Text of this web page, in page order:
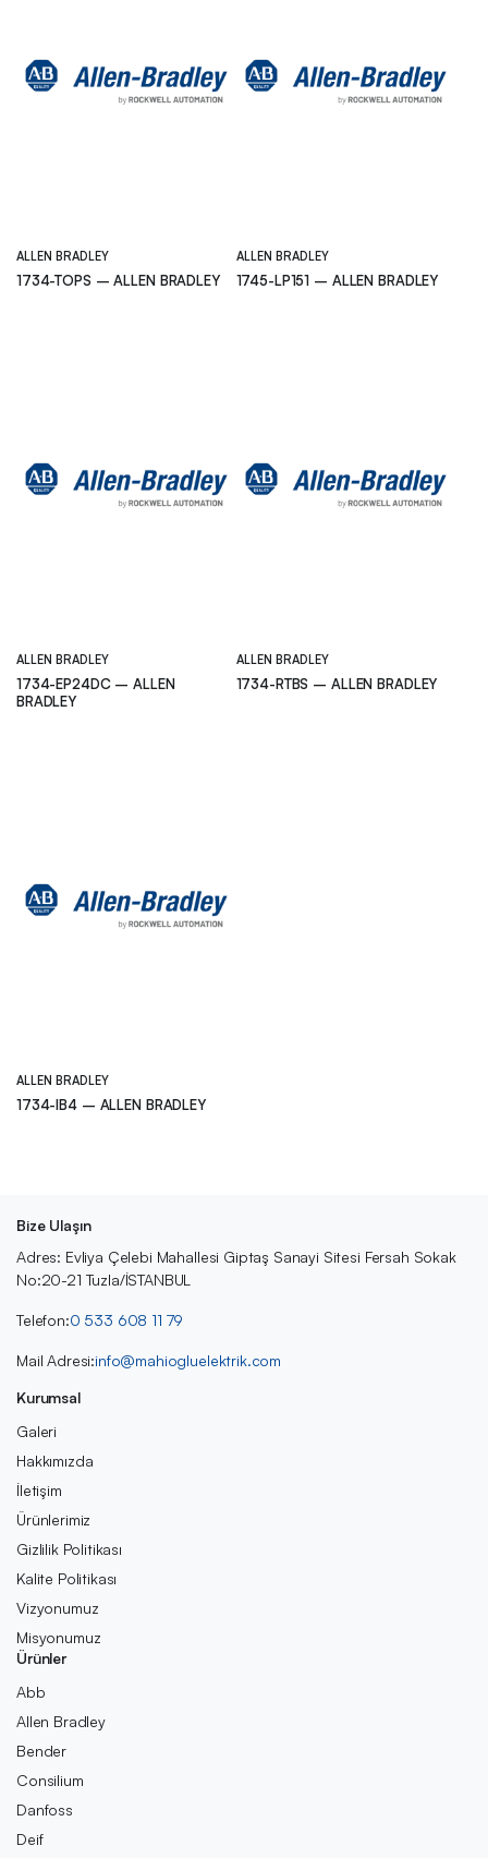
ALLEN BRADLEY
1734-TOPS – ALLEN BRADLEY
ALLEN BRADLEY
1745-LP151 – ALLEN BRADLEY
ALLEN BRADLEY
1734-EP24DC – ALLEN
BRADLEY
ALLEN BRADLEY
1734-RTBS – ALLEN BRADLEY
ALLEN BRADLEY
1734-IB4 – ALLEN BRADLEY
Bize Ulaşın
Adres: Evliya Çelebi Mahallesi Giptaş Sanayi Sitesi Fersah Sokak
No:20-21 Tuzla/İSTANBUL
Telefon:0 533 608 11 79
Mail Adresi:info@mahiogluelektrik.com
Kurumsal
Galeri
Hakkımızda
İletişim
Ürünlerimiz
Gizlilik Politikası
Kalite Politikası
Vizyonumuz
Misyonumuz
Ürünler
Abb
Allen Bradley
Bender
Consilium
Danfoss
Deif